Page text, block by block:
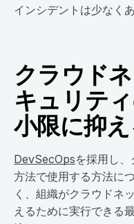
インシデントは少なく
クラウド
キュリテ
小限に抑
DevSecOpsを採用し
方法で使用する方法に
く、組織がクラウドネ
えるために実行できる